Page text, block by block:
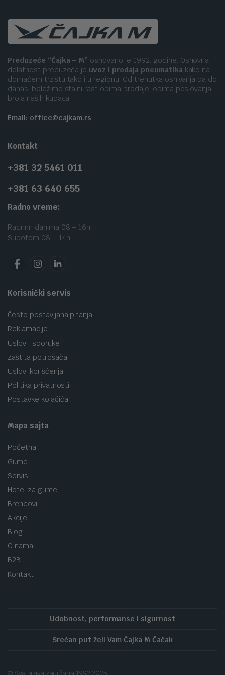
Preduzeće “Čajka – M” osnovano je 1992. godine. Osnovna
delatnost preduzeća je uvoz i prodaja pneumatika kako na
domaćem tržištu tako i u regionu. Od trenutka osnivanja pa do
danas, beležimo stalni rast obima prodaje, obima poslovanja i
broja naših kupaca
Email: office@cajkam.rs
Kontakt
+381 32 5461 011
+381 63 640 655
Radno vreme:
Radnim danima 08 – 16h
Subotom 08 – 14h
Korisnički servis
Često postavljana pitanja
Reklamacije
Uslovi Isporuke
Zaštita potrošača
Uslovi korišćenja
Politika privatnosti
Postavke kolačića
Mapa sajta
Početna
Gume
Servis
Hotel za gume
Brendovi
Akcije
Blog
O nama
B2B
Kontakt
Udobnost, performanse i sigurnost
Srećan put želi Vam Čajka M Čačak
© Sva prava zadržana 1992 2025.